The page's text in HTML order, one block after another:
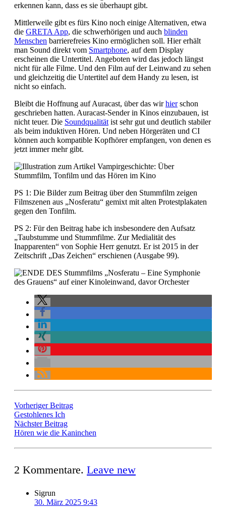
erkennen kann, dass es sie überhaupt gibt.
Mittlerweile gibt es fürs Kino noch einige Alternativen, etwa
die GRETA App, die schwerhörigen und auch blinden
Menschen barrierefreies Kino ermöglichen soll. Hier erhält
man Sound direkt vom Smartphone, auf dem Display
erscheinen die Untertitel. Angeboten wird das jedoch längst
nicht für alle Filme. Und den Film auf der Leinwand zu sehen
und gleichzeitig die Untertitel auf dem Handy zu lesen, ist
nicht so einfach.
Bleibt die Hoffnung auf Auracast, über das wirhierschon
geschrieben hatten. Auracast-Sender in Kinos einzubauen, ist
nicht teuer. Die Soundqualität ist sehr gut und deutlich stabiler
als beim induktiven Hören. Und neben Hörgeräten und CI
können auch kompatible Kopfhörer empfangen, von denen es
jetzt immer mehr gibt.
PS 1: Die Bilder zum Beitrag über den Stummfilm zeigen
Filmszenen aus „Nosferatu“ gemixt mit alten Protestplakaten
gegen den Tonfilm.
PS 2: Für den Beitrag habe ich insbesondere den Aufsatz
„Taubstumme und Stummfilme. Zur Medialität des
Inapparenten“ von Sophie Herr genutzt. Er ist 2015 in der
Zeitschrift „Das Zeichen“ erschienen (Ausgabe 99).
Vorheriger Beitrag
Gestohlenes Ich
Nächster Beitrag
Hören wie die Kaninchen
2 Kommentare. Leave new
Sigrun
30. März 2025 9:43